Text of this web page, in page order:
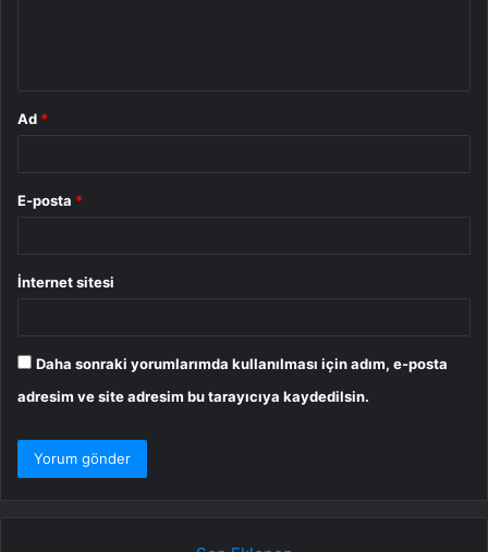
Ad *
E-posta *
İnternet sitesi
Daha sonraki yorumlarımda kullanılması için adım, e-posta
adresim ve site adresim bu tarayıcıya kaydedilsin.